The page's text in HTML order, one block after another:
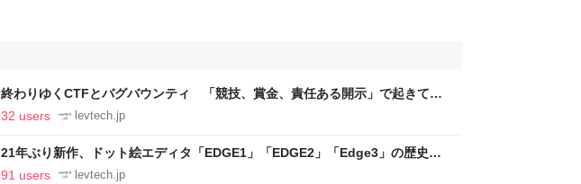
終わりゆくCTFとバグバウンティ 「競技、賞金、責任ある開示」で起きてい
ること【フォーカス】 - レバテックLAB
32 users levtech.jp
21年ぶり新作、ドット絵エディタ「EDGE1」「EDGE2」「Edge3」の歴史に
ついて作者に聞く【フォーカス】 - レバテックLAB
91 users levtech.jp